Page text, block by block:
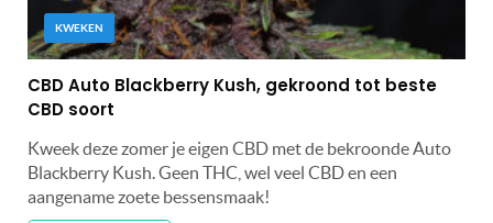
KWEKEN
CBD Auto Blackberry Kush, gekroond tot beste
CBD soort
Kweek deze zomer je eigen CBD met de bekroonde Auto
Blackberry Kush. Geen THC, wel veel CBD en een
aangename zoete bessensmaak!